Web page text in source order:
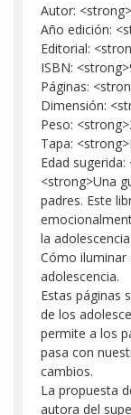
Autor:
Año edición:
Editorial:
ISBN:
Páginas:
Dimensión:
Peso:
Tapa:
Edad
<strong>Una
padres. Este
la
Cómo iluminar
adolescencia.
Estas páginas
de los
permite a los
pasa con
cambios.
La propuesta
autora del